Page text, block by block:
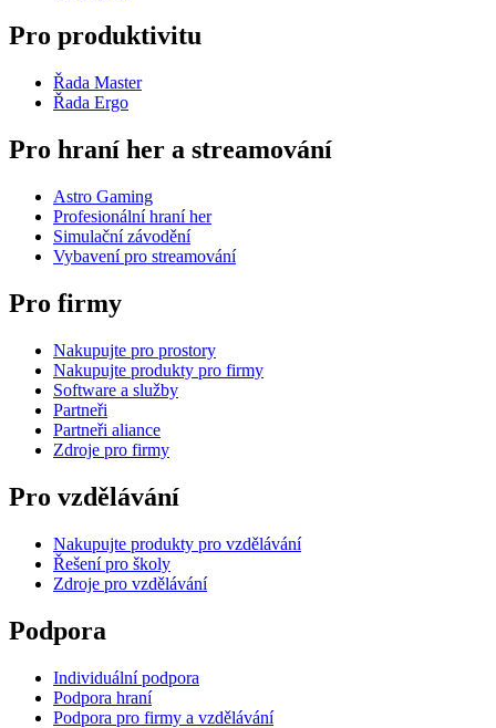
Pro produktivitu
Řada Master
Řada Ergo
Pro hraní her a streamování
Astro Gaming
Profesionální hraní her
Simulační závodění
Vybavení pro streamování
Pro firmy
Nakupujte pro prostory
Nakupujte produkty pro firmy
Software a služby
Partneři
Partneři aliance
Zdroje pro firmy
Pro vzdělávání
Nakupujte produkty pro vzdělávání
Řešení pro školy
Zdroje pro vzdělávání
Podpora
Individuální podpora
Podpora hraní
Podpora pro firmy a vzdělávání